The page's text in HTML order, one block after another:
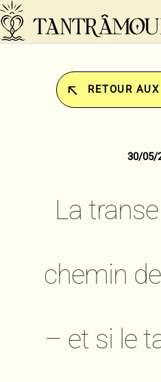
Skip to main content
RETOUR
30/05/
La
chemin
– et si le